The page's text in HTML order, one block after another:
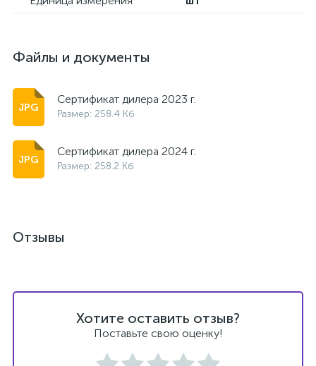
Файлы и документы
Сертификат дилера 2023 г.
Размер: 258.4 Кб
Сертификат дилера 2024 г.
Размер: 258.2 Кб
Отзывы
Хотите оставить отзыв?
Поставьте свою оценку!